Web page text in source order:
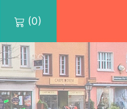
(0)